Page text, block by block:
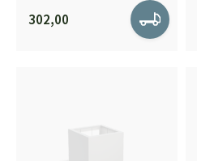
302,00